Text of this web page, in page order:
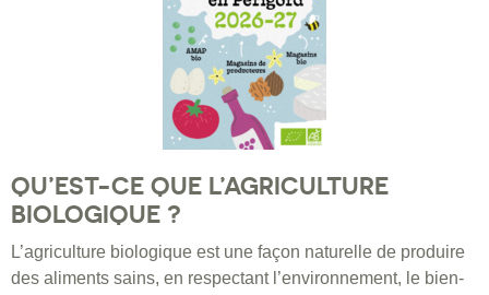
QU’EST-CE QUE L’AGRICULTURE
BIOLOGIQUE ?
L’agriculture biologique est une façon naturelle de produire
des aliments sains, en respectant l’environnement, le bien-